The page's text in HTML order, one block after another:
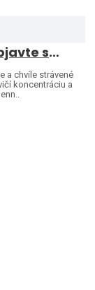
Júnové puzzle inšpirácie: Objavte svet značiek Heye a Jumbo
a chvíle strávené
koncentráciu a